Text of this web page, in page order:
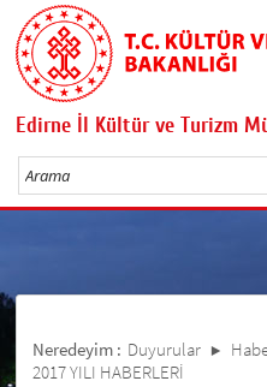
Edirne İl Kültür ve Turizm
Neredeyim : Duyurular
2017 YILI HABERLERİ